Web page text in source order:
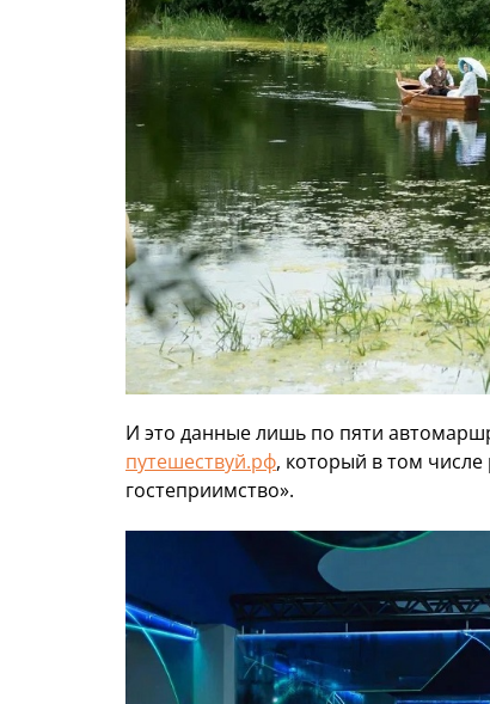
И это данные лишь по пяти
путешествуй.рф, который в том
гостеприимство».